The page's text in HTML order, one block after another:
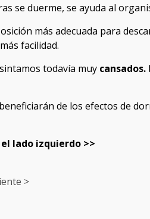
se duerme, se ayuda al
más adecuada para
facilidad.
todavía muy cansados.
de los efectos de
lado izquierdo >>
>